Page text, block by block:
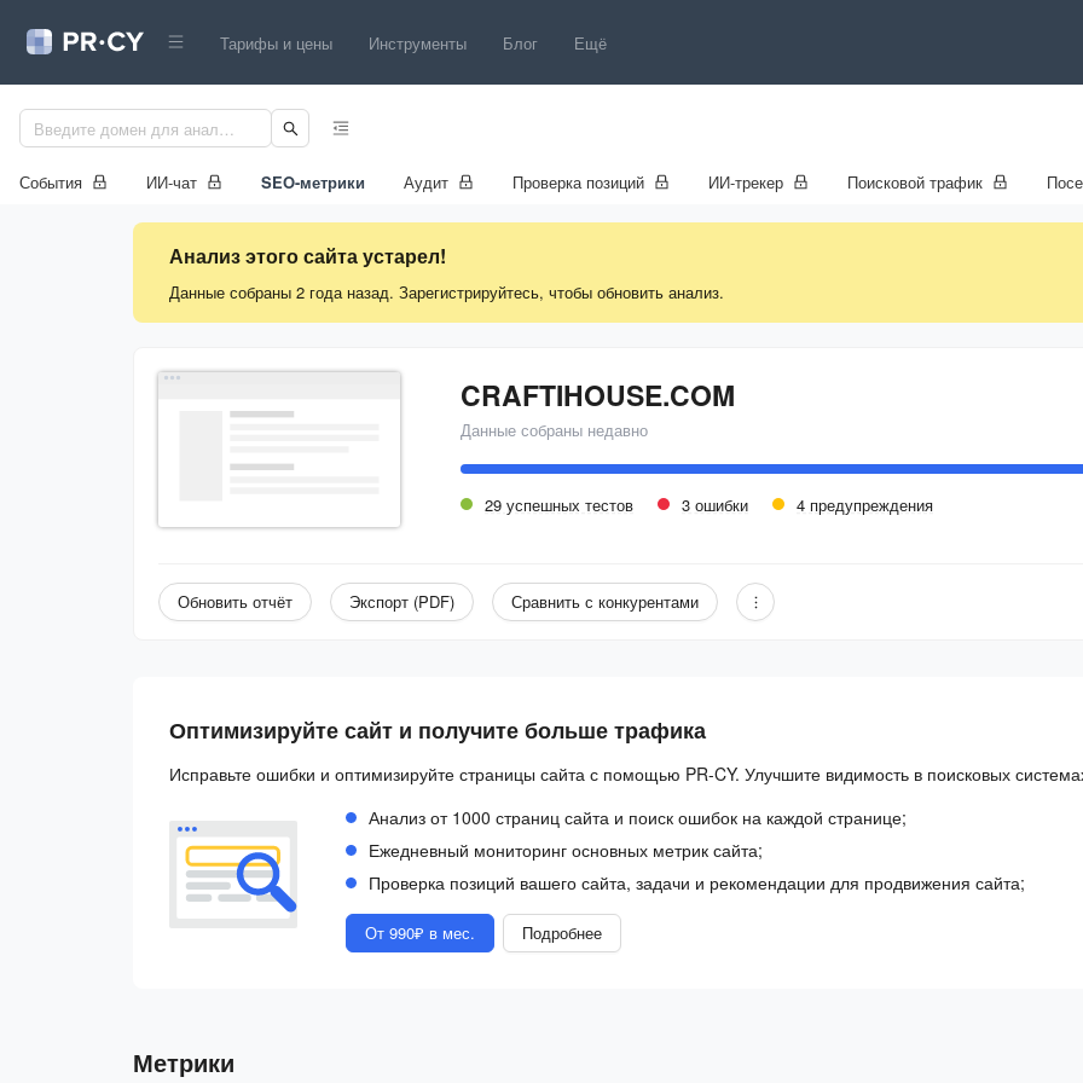
Тарифы и цены Инструменты Блог Ещё
События ИИ-чат SEO-метрики Аудит Проверка позиций ИИ-трекер Поисковой трафик
Анализ этого сайта устарел!
Данные собраны 2 года назад. Зарегистрируйтесь, чтобы обновить анализ.
CRAFTIHOUSE.COM
Данные собраны недавно
29 успешных тестов 3 ошибки 4 предупреждения
Обновить отчёт Экспорт (PDF) Сравнить с конкурентами
Оптимизируйте сайт и получите больше трафика
Исправьте ошибки и оптимизируйте страницы сайта с помощью PR-CY. Улучшите видимость в поисковых
Анализ от 1000 страниц сайта и поиск ошибок на каждой странице;
Ежедневный мониторинг основных метрик сайта;
Проверка позиций вашего сайта, задачи и рекомендации для продвижения сайта;
От 990₽ в мес. Подробнее
Метрики